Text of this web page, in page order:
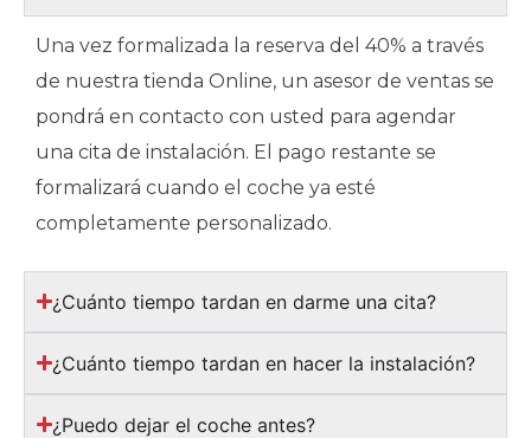
Una vez formalizada la reserva del 40% a través
de nuestra tienda Online, un asesor de ventas se
pondrá en contacto con usted para agendar
una cita de instalación. El pago restante se
formalizará cuando el coche ya esté
completamente personalizado.
¿Cuánto tiempo tardan en darme una cita?
¿Cuánto tiempo tardan en hacer la instalación?
¿Puedo dejar el coche antes?